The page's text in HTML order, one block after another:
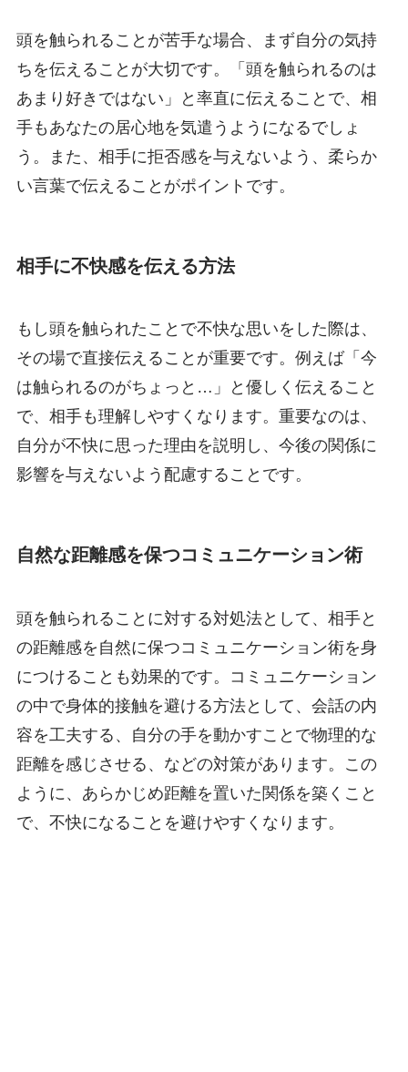
頭を触られることが苦手な場合、まず自分の気持
ちを伝えることが大切です。「頭を触られるのは
あまり好きではない」と率直に伝えることで、相
手もあなたの居心地を気遣うようになるでしょ
う。また、相手に拒否感を与えないよう、柔らか
い言葉で伝えることがポイントです。
相手に不快感を伝える方法
もし頭を触られたことで不快な思いをした際は、
その場で直接伝えることが重要です。例えば「今
は触られるのがちょっと…」と優しく伝えること
で、相手も理解しやすくなります。重要なのは、
自分が不快に思った理由を説明し、今後の関係に
影響を与えないよう配慮することです。
自然な距離感を保つコミュニケーション術
頭を触られることに対する対処法として、相手と
の距離感を自然に保つコミュニケーション術を身
につけることも効果的です。コミュニケーション
の中で身体的接触を避ける方法として、会話の内
容を工夫する、自分の手を動かすことで物理的な
距離を感じさせる、などの対策があります。この
ように、あらかじめ距離を置いた関係を築くこと
で、不快になることを避けやすくなります。